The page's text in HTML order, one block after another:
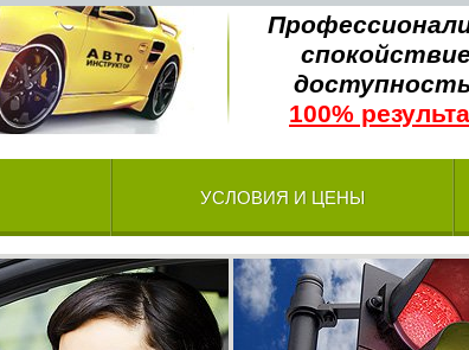
100%
УСЛОВИЯ И ЦЕНЫ